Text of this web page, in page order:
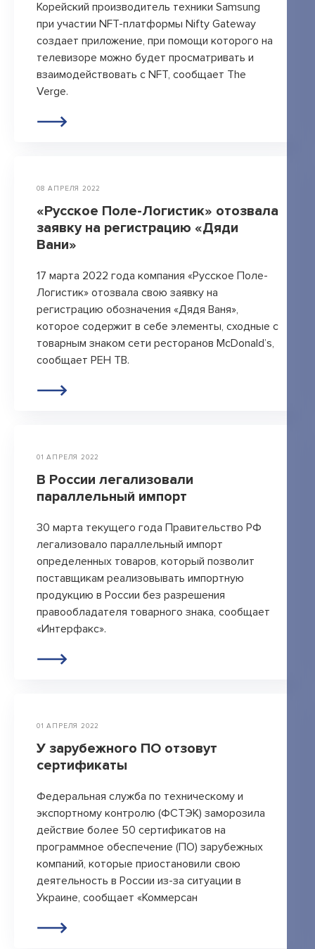
IPQuorum.Музыка
Сведения об образовательной организации
данных для регистрации на сайте
Согласие на обработку персональных
данных (Cookie)
Положение об антикоррупционной
политике
+7 495 789-00-47
Корейский производитель техники Samsung
при участии NFT-платформы Nifty Gateway
создает приложение, при помощи которого на
телевизоре можно будет просматривать и
взаимодействовать с NFT, сообщает The
Verge.
08 АПРЕЛЯ 2022
«Русское Поле-Логистик» отозвала
заявку на регистрацию «Дяди
Вани»
17 марта 2022 года компания «Русское Поле-
Логистик» отозвала свою заявку на
регистрацию обозначения «Дядя Ваня»,
которое содержит в себе элементы, сходные с
товарным знаком сети ресторанов McDonald’s,
сообщает РЕН ТВ.
01 АПРЕЛЯ 2022
В России легализовали
параллельный импорт
30 марта текущего года Правительство РФ
легализовало параллельный импорт
определенных товаров, который позволит
поставщикам реализовывать импортную
продукцию в России без разрешения
правообладателя товарного знака, сообщает
«Интерфакс».
01 АПРЕЛЯ 2022
У зарубежного ПО отзовут
сертификаты
Федеральная служба по техническому и
экспортному контролю (ФСТЭК) заморозила
действие более 50 сертификатов на
программное обеспечение (ПО) зарубежных
компаний, которые приостановили свою
деятельность в России из-за ситуации в
Украине, сообщает «Коммерсан